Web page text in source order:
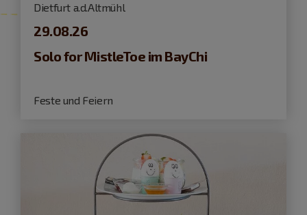
Dietfurt a.d.Altmühl
29.08.26
Solo for MistleToe im BayChi
Feste und Feiern